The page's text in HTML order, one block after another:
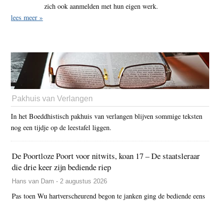
zich ook aanmelden met hun eigen werk.
lees meer »
Pakhuis van Verlangen
In het Boeddhistisch pakhuis van verlangen blijven sommige teksten
nog een tijdje op de leestafel liggen.
De Poortloze Poort voor nitwits, koan 17 – De staatsleraar
die drie keer zijn bediende riep
Hans van Dam - 2 augustus 2026
Pas toen Wu hartverscheurend begon te janken ging de bediende eens